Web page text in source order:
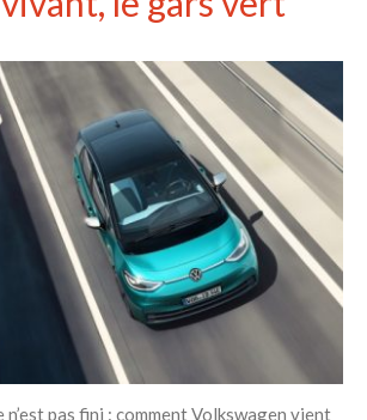
pas fini : comment Volkswagen vient